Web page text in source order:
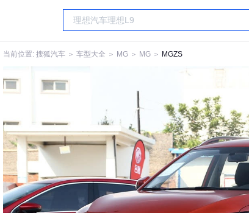
当前位置: 搜狐汽车 ＞ 车型大全 ＞ MG ＞ MG ＞ MGZS